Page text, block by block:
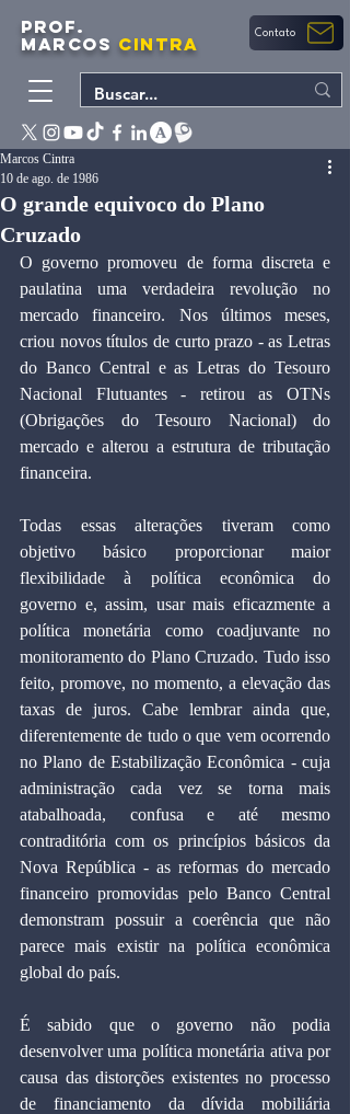
PROF.
MARCOS CINTRA Contato
O grande equivoco do Plano
Cruzado
Marcos Cintra
10 de ago. de 1986
O governo promoveu de forma discreta e
paulatina uma verdadeira revolução no
mercado financeiro. Nos últimos meses,
criou novos títulos de curto prazo - as Letras
do Banco Central e as Letras do Tesouro
Nacional Flutuantes - retirou as OTNs
(Obrigações do Tesouro Nacional) do
mercado e alterou a estrutura de tributação
financeira.
Todas essas alterações tiveram como
objetivo básico proporcionar maior
flexibilidade à política econômica do
governo e, assim, usar mais eficazmente a
política monetária como coadjuvante no
monitoramento do Plano Cruzado. Tudo isso
feito, promove, no momento, a elevação das
taxas de juros. Cabe lembrar ainda que,
diferentemente de tudo o que vem ocorrendo
no Plano de Estabilização Econômica - cuja
administração cada vez se torna mais
atabalhoada, confusa e até mesmo
contraditória com os princípios básicos da
Nova República - as reformas do mercado
financeiro promovidas pelo Banco Central
demonstram possuir a coerência que não
parece mais existir na política econômica
global do país.
É sabido que o governo não podia
desenvolver uma política monetária ativa por
causa das distorções existentes no processo
de financiamento da dívida mobiliária